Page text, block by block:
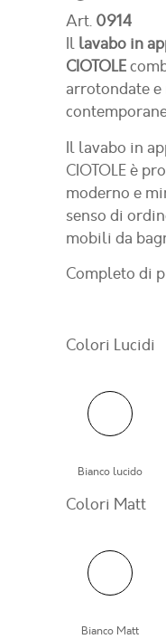
Art. 0914
Il lavabo in
CIOTOLE
arrotondate e
Il lavabo in
CIOTOLEè
moderno e
senso di
mobili da
Completo di
Colori Lucidi
Bianco lucido
Colori Matt
Bianco Matt